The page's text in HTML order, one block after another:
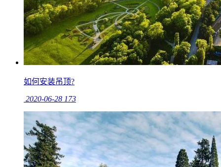
如何安装吊顶?
2020-06-28 173